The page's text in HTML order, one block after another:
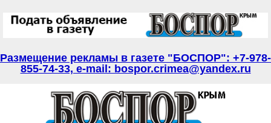
Размещение рекламы в газете "БОСПОР": +7-978-
855-74-33, e-mail: bospor.crimea@yandex.ru